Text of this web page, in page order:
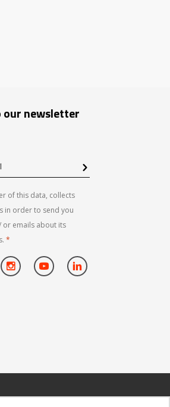
our newsletter
of this data, collects
in order to send you
or emails about its
*